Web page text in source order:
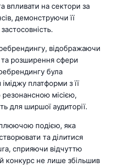
впливати на сектори за
демонструючи її
відображаючи
розширення сфери
була
платформи з її
резонансною місією,
для ширшої аудиторії.
подією, яка
та ділитися
сприяючи відчуттю
конкурс не лише збільшив